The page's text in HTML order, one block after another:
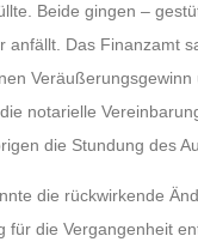
Beide gingen –
anfällt. Das Finanzamt
notarielle
die Stundung des
die rückwirkende
für die Vergangenheit